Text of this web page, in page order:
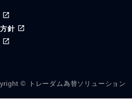
針
© トレーダム為替ソリューション